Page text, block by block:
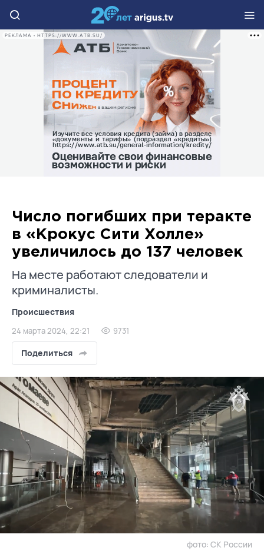
РЕКЛАМА • HTTPS://WWW.ATB.SU/
Число погибших при теракте
в «Крокус Сити Холле»
увеличилось до 137 человек
На месте работают следователи и
криминалисты.
Происшествия
24 марта 2024, 22:21 9731
Поделиться
фото: СК России